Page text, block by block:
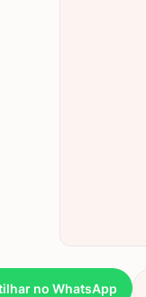
no WhatsApp